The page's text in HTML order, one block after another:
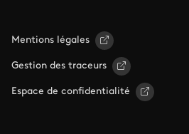
Mentions légales
Gestion des traceurs
Espace de confidentialité